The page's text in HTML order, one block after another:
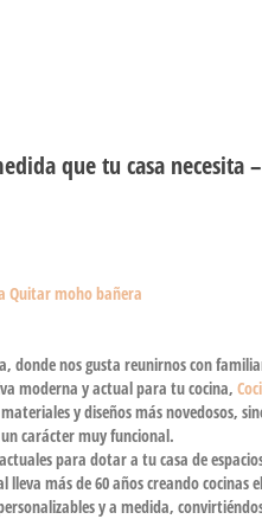
que tu casa necesita
Quitar moho bañera
donde nos gusta reunirnos con
moderna y actual para tu cocina,
y diseños más novedosos,
carácter muy funcional.
para dotar a tu casa de
lleva más de 60 años creandococinas
y a medida,